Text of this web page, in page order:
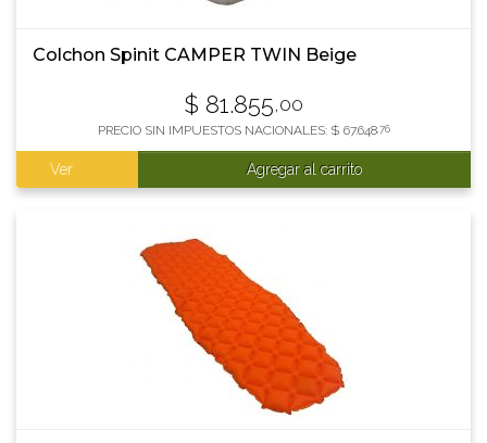
Colchon Spinit CAMPER TWIN Beige
$ 81.855,00
PRECIO SIN IMPUESTOS NACIONALES: $ 67.648,76
Ver Agregar al carrito